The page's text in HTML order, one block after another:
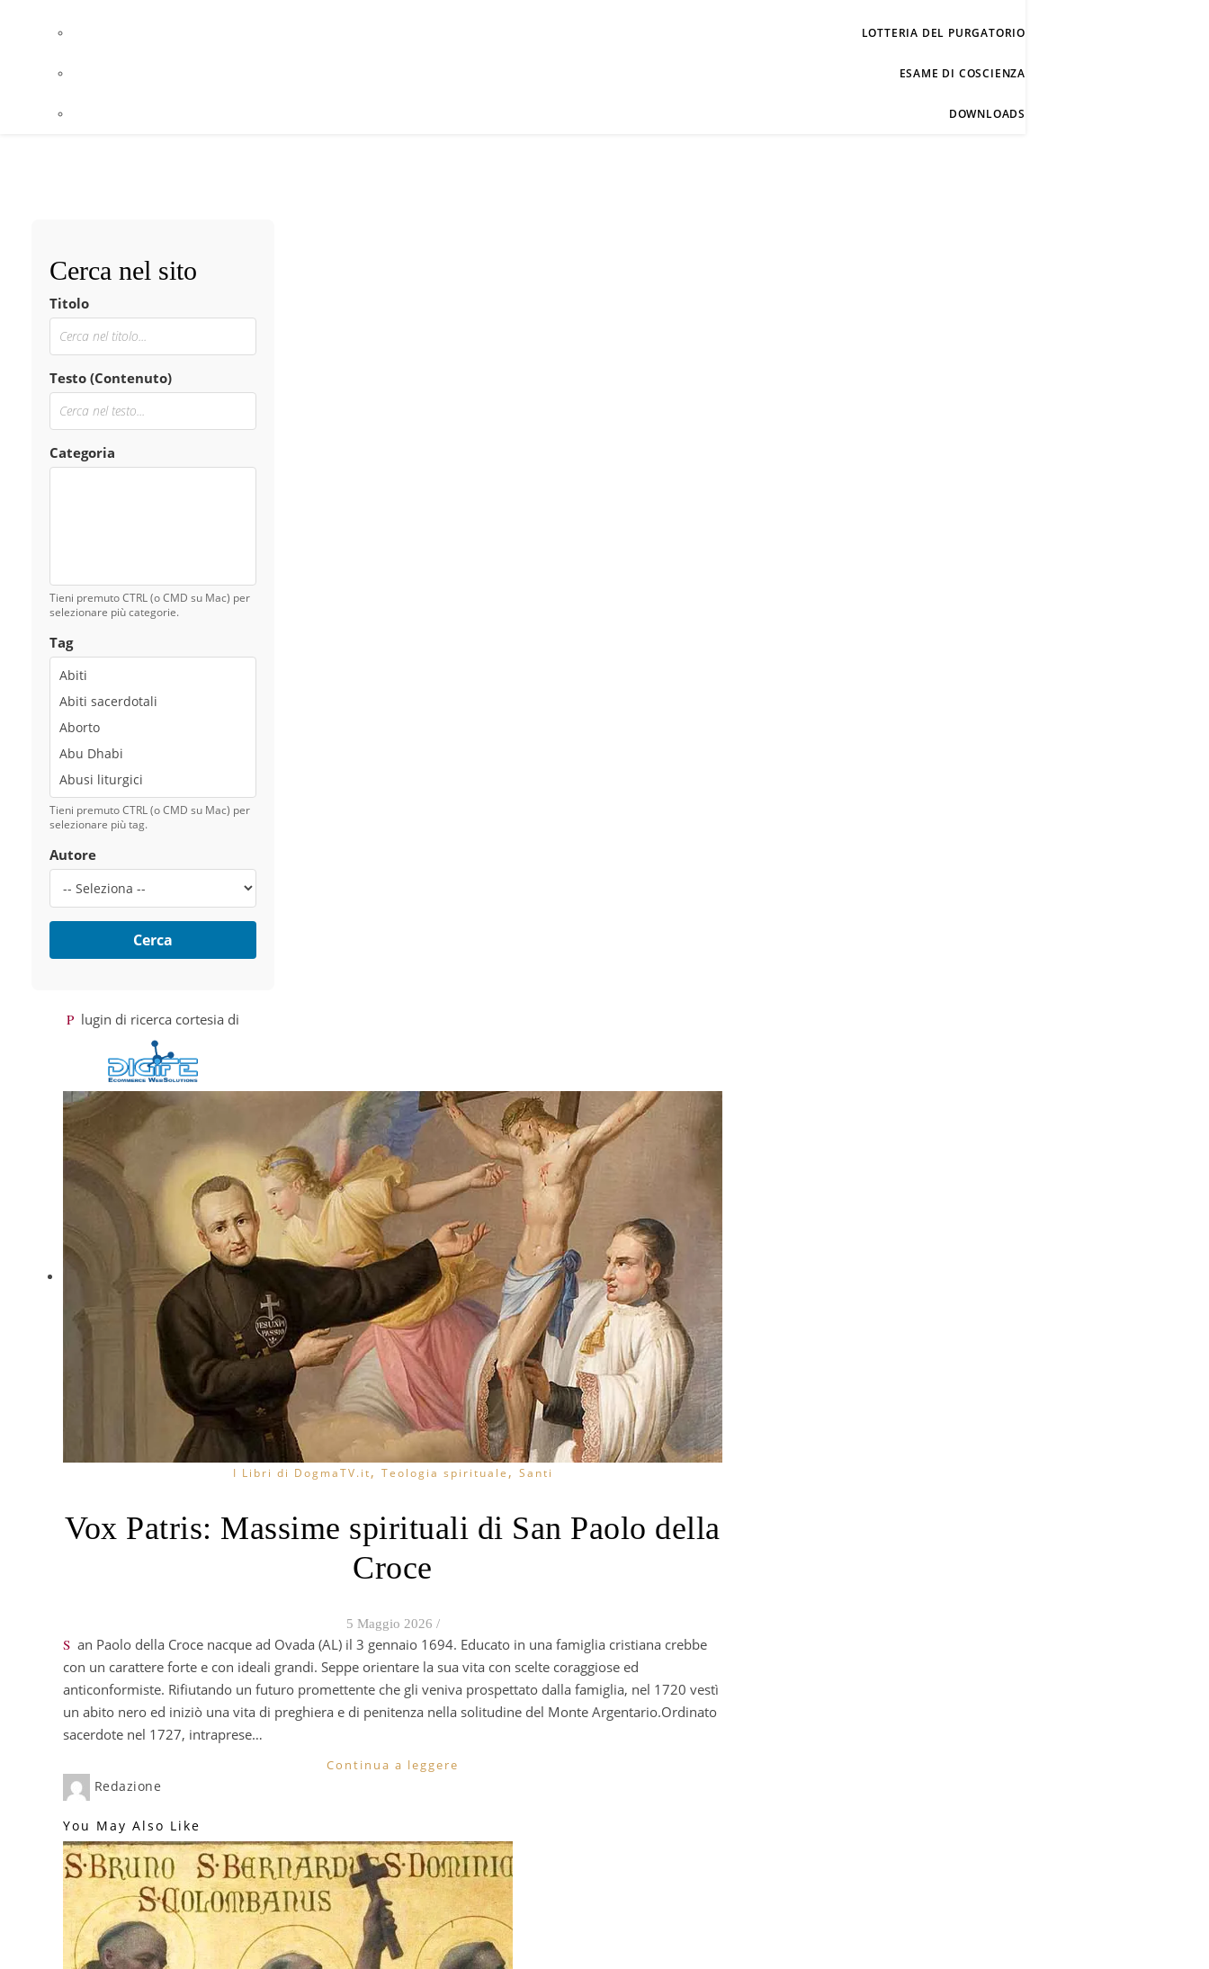
LOTTERIA DEL PURGATORIO
ESAME DI COSCIENZA
DOWNLOADS
Cerca nel sito
Titolo
Testo (Contenuto)
Categoria
Tieni premuto CTRL (o CMD su Mac) per
selezionare più categorie.
Tag
Tieni premuto CTRL (o CMD su Mac) per
selezionare più tag.
Autore
Cerca
Plugin di ricerca cortesia di
I Libri di DogmaTV.it, Teologia spirituale , Santi
Vox Patris: Massime spirituali di San Paolo della
Croce
5 Maggio 2026 /
San Paolo della Croce nacque ad Ovada (AL) il 3 gennaio 1694. Educato in una famiglia cristiana crebbe
con un carattere forte e con ideali grandi. Seppe orientare la sua vita con scelte coraggiose ed
anticonformiste. Rifiutando un futuro promettente che gli veniva prospettato dalla famiglia, nel 1720 vestì
un abito nero ed iniziò una vita di preghiera e di penitenza nella solitudine del Monte Argentario.Ordinato
sacerdote nel 1727, intraprese…
Continua a leggere
Redazione
You May Also Like